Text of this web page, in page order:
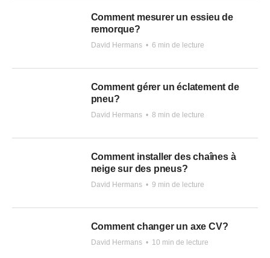
Comment mesurer un essieu de
remorque?
David Hermans • 6 min de lecture
Comment gérer un éclatement de
pneu?
David Hermans • 8 min de lecture
Comment installer des chaînes à
neige sur des pneus?
David Hermans • 9 min de lecture
Comment changer un axe CV?
David Hermans • 10 min de lecture